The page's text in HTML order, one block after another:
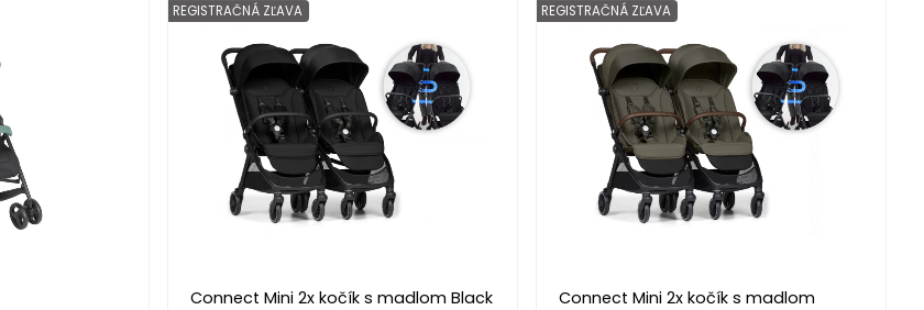
Connect Mini 2x kočík s madlom Black
REGISTRAČNÁ ZĽAVA
Connect Mini 2x kočík s madlom
REGISTRAČNÁ ZĽAVA